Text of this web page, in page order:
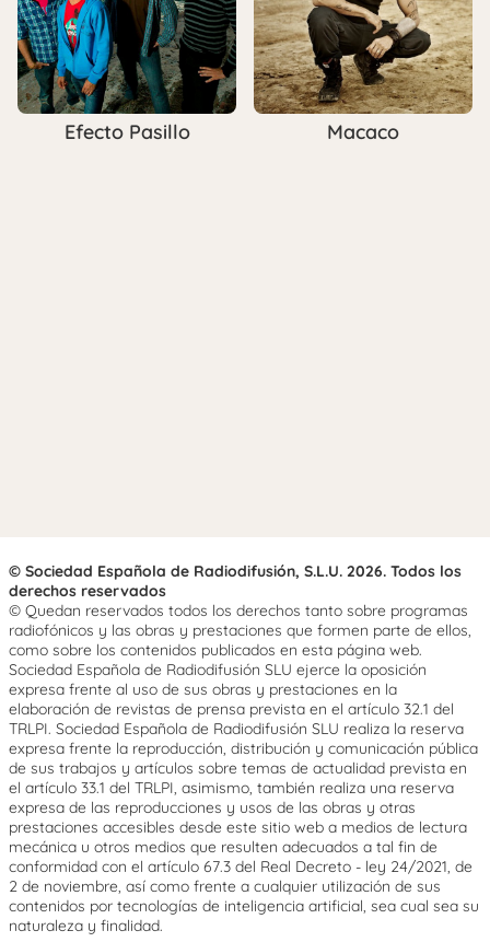
Efecto Pasillo Macaco
© Sociedad Española de Radiodifusión, S.L.U. 2026. Todos los
derechos reservados
© Quedan reservados todos los derechos tanto sobre programas
radiofónicos y las obras y prestaciones que formen parte de ellos,
como sobre los contenidos publicados en esta página web.
Sociedad Española de Radiodifusión SLU ejerce la oposición
expresa frente al uso de sus obras y prestaciones en la
elaboración de revistas de prensa prevista en el artículo 32.1 del
TRLPI. Sociedad Española de Radiodifusión SLU realiza la reserva
expresa frente la reproducción, distribución y comunicación pública
de sus trabajos y artículos sobre temas de actualidad prevista en
el artículo 33.1 del TRLPI, asimismo, también realiza una reserva
expresa de las reproducciones y usos de las obras y otras
prestaciones accesibles desde este sitio web a medios de lectura
mecánica u otros medios que resulten adecuados a tal fin de
conformidad con el artículo 67.3 del Real Decreto - ley 24/2021, de
2 de noviembre, así como frente a cualquier utilización de sus
contenidos por tecnologías de inteligencia artificial, sea cual sea su
naturaleza y finalidad.